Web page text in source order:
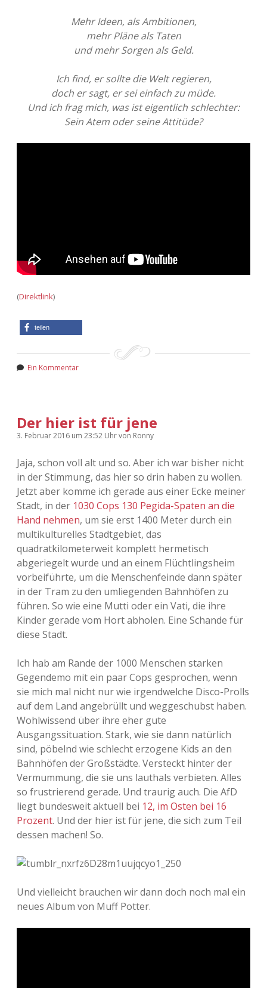
Mehr Ideen, als Ambitionen,
mehr Pläne als Taten
und mehr Sorgen als Geld.
Ich find, er sollte die Welt regieren,
doch er sagt, er sei einfach zu müde.
Und ich frag mich, was ist eigentlich schlechter:
Sein Atem oder seine Attitüde?
(Direktlink)
teilen
Ein Kommentar
Der hier ist für jene
3. Februar 2016 um 23:52 Uhrvon Ronny
Jaja, schon voll alt und so. Aber ich war bisher nicht
in der Stimmung, das hier so drin haben zu wollen.
Jetzt aber komme ich gerade aus einer Ecke meiner
Stadt, in der 1030 Cops 130 Pegida-Spaten an die
Hand nehmen, um sie erst 1400 Meter durch ein
multikulturelles Stadtgebiet, das
quadratkilometerweit komplett hermetisch
abgeriegelt wurde und an einem Flüchtlingsheim
vorbeiführte, um die Menschenfeinde dann später
in der Tram zu den umliegenden Bahnhöfen zu
führen. So wie eine Mutti oder ein Vati, die ihre
Kinder gerade vom Hort abholen. Eine Schande für
diese Stadt.
Ich hab am Rande der 1000 Menschen starken
Gegendemo mit ein paar Cops gesprochen, wenn
sie mich mal nicht nur wie irgendwelche Disco-Prolls
auf dem Land angebrüllt und weggeschubst haben.
Wohlwissend über ihre eher gute
Ausgangssituation. Stark, wie sie dann natürlich
sind, pöbelnd wie schlecht erzogene Kids an den
Bahnhöfen der Großstädte. Versteckt hinter der
Vermummung, die sie uns lauthals verbieten. Alles
so frustrierend gerade. Und traurig auch. Die AfD
liegt bundesweit aktuell bei 12, im Osten bei 16
Prozent. Und der hier ist für jene, die sich zum Teil
dessen machen! So.
Und vielleicht brauchen wir dann doch noch mal ein
neues Album von Muff Potter.